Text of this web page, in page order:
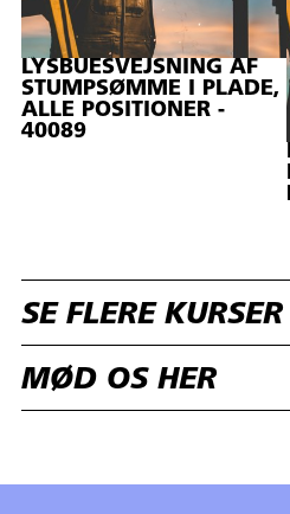
LYSBUESVEJSNING AF
STUMPSØMME I PLADE,
ALLE POSITIONER -
40089
SE FLERE KURSER
MØD OS HER